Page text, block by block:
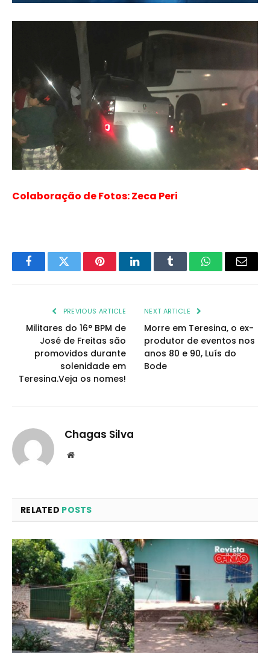
Colaboração de Fotos: Zeca Peri
FacebookTwitter PinterestLinkedInTumblr WhatsAppEmail
PREVIOUS ARTICLE
Militares do 16° BPM de
José de Freitas são
promovidos durante
solenidade em
Teresina.Veja os nomes!
NEXT ARTICLE
Morre em Teresina, o ex-
produtor de eventos nos
anos 80 e 90, Luís do
Bode
Chagas Silva
Website
RELATED POSTS